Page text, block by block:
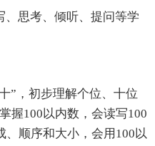
、思考、倾听、提问等学
”，初步理解个位、十位
握100以内数，会读写100
、顺序和大小，会用100以